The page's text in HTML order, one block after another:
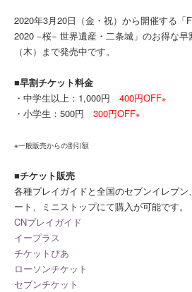
2020年3月20日（金・祝）から開催する「
2020 −桜− 世界遺産・二条城」のお得な早
（木）まで発売中です。
■早割チケット料金
・中学生以上：1,000円 400円OFF※
・小学生：500円 300円OFF※
※一般販売からの割引額
■チケット販売
各種プレイガイドと全国のセブンイレブ
ート、ミニストップにて購入が可能です。
CNプレイガイド
イープラス
チケットぴあ
ローソンチケット
セブンチケット